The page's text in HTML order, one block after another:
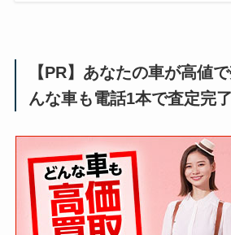
【PR】あなたの車が高値
んな車も電話1本で査定完了